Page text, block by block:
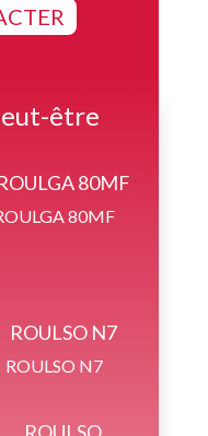
être
80MF
ROULSO N7